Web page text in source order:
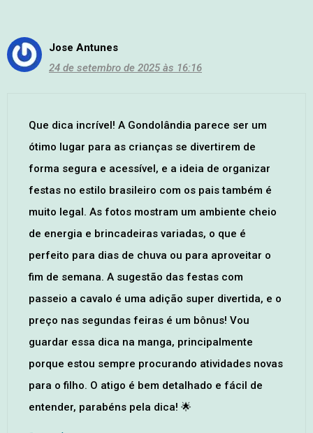
Jose Antunes
24 de setembro de 2025 às 16:16
Que dica incrível! A Gondolândia parece ser um
ótimo lugar para as crianças se divertirem de
forma segura e acessível, e a ideia de organizar
festas no estilo brasileiro com os pais também é
muito legal. As fotos mostram um ambiente cheio
de energia e brincadeiras variadas, o que é
perfeito para dias de chuva ou para aproveitar o
fim de semana. A sugestão das festas com
passeio a cavalo é uma adição super divertida, e o
preço nas segundas feiras é um bônus! Vou
guardar essa dica na manga, principalmente
porque estou sempre procurando atividades novas
para o filho. O atigo é bem detalhado e fácil de
entender, parabéns pela dica! 🌟